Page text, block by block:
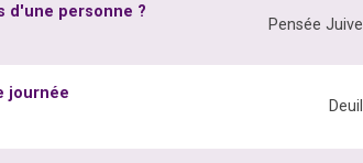
d'une personne ?
Pensée Juive
journée
Deuil